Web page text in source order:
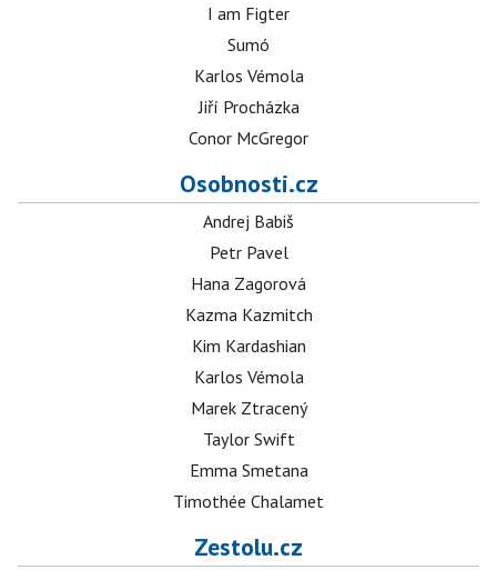
I am Figter
Sumó
Karlos Vémola
Jiří Procházka
Conor McGregor
Osobnosti.cz
Andrej Babiš
Petr Pavel
Hana Zagorová
Kazma Kazmitch
Kim Kardashian
Karlos Vémola
Marek Ztracený
Taylor Swift
Emma Smetana
Timothée Chalamet
Zestolu.cz